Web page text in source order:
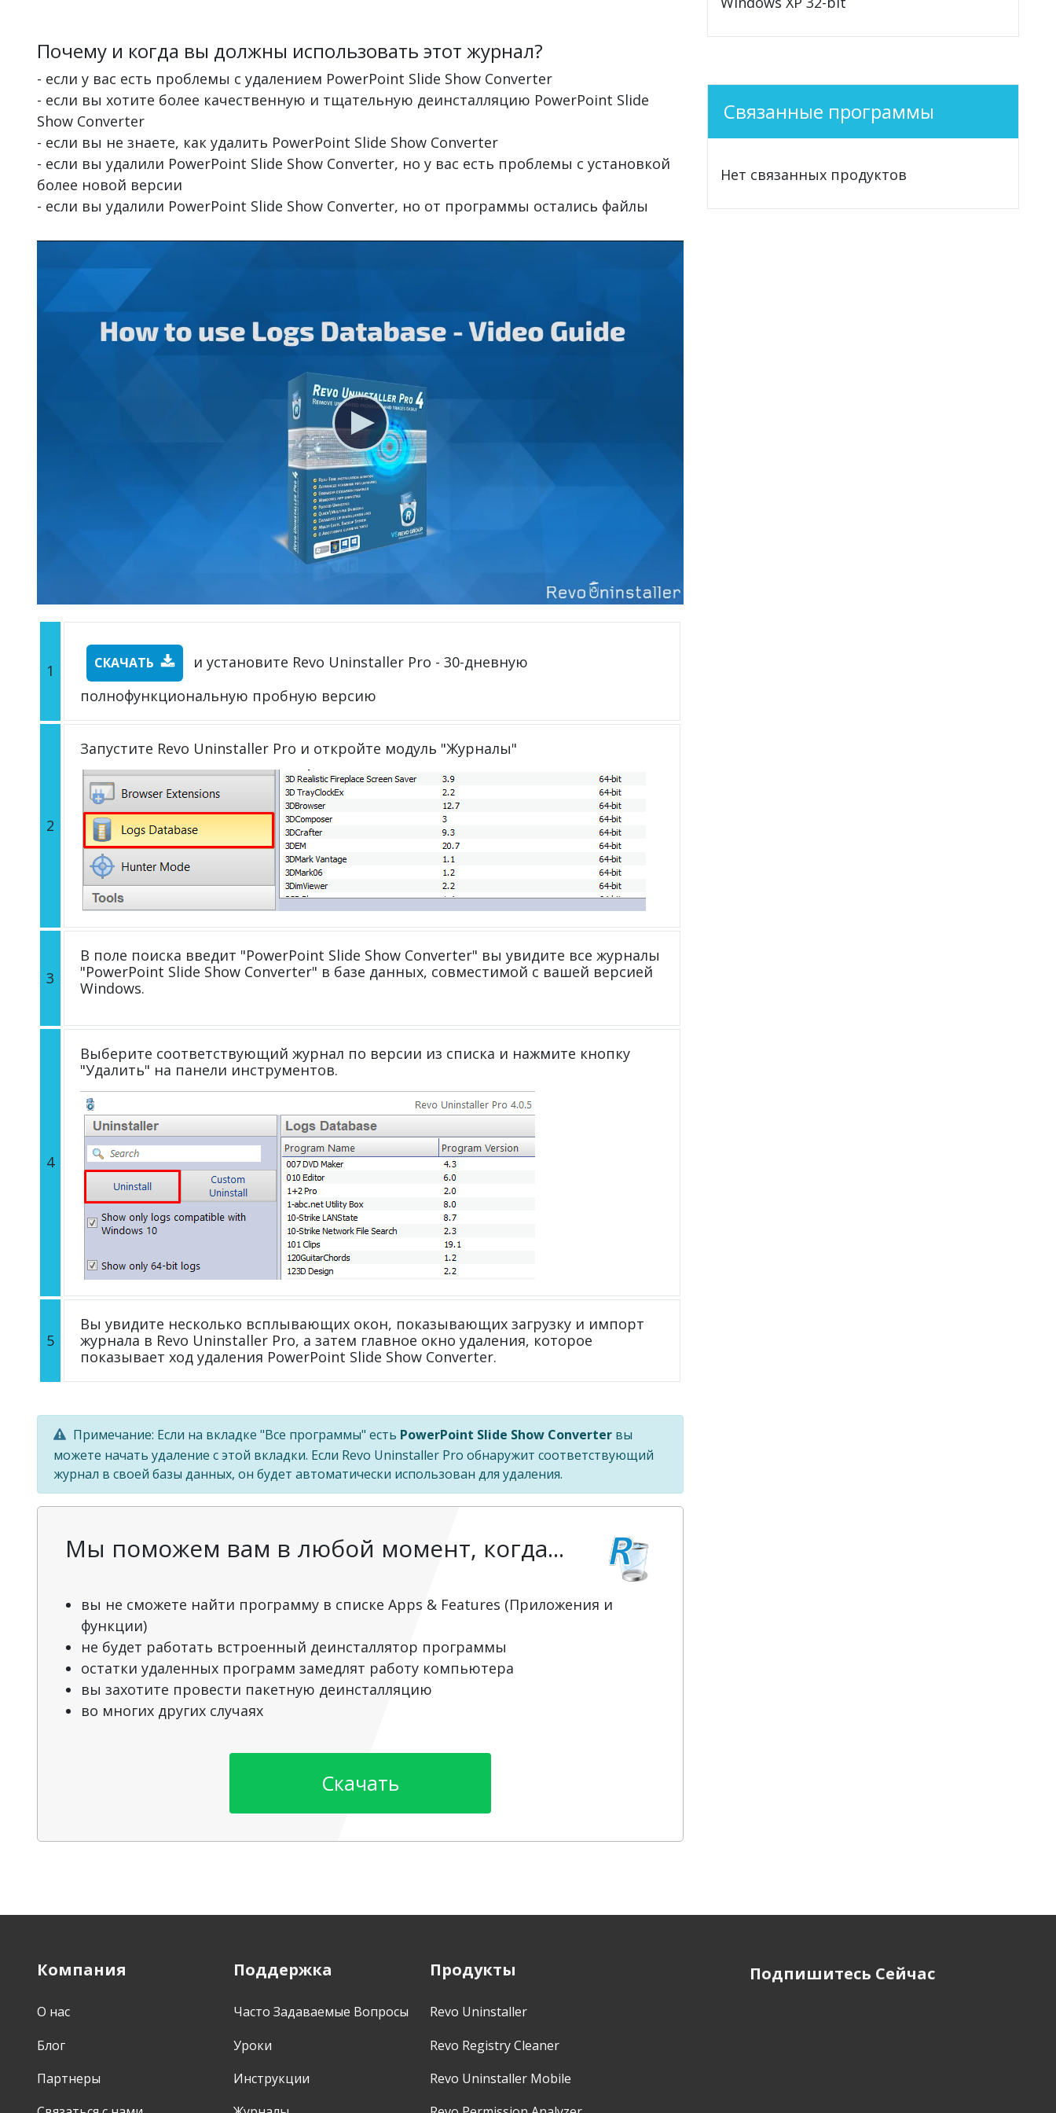
Почему и когда вы должны использовать этот журнал?
- если у вас есть проблемы с удалением PowerPoint Slide Show Converter
- если вы хотите более качественную и тщательную деинсталляцию PowerPoint Slide
Show Converter
- если вы не знаете, как удалить PowerPoint Slide Show Converter
- если вы удалили PowerPoint Slide Show Converter, но у вас есть проблемы с установкой
более новой версии
- если вы удалили PowerPoint Slide Show Converter, но от программы остались файлы
1 СКАЧАТЬ
и установите Revo Uninstaller Pro - 30-дневную
полнофункциональную пробную версию
2
Запустите Revo Uninstaller Pro и откройте модуль "Журналы"
3
В поле поиска введит "PowerPoint Slide Show Converter" вы увидите все журналы
"PowerPoint Slide Show Converter" в базе данных, совместимой с вашей версией
Windows.
4
Выберите соответствующий журнал по версии из списка и нажмите кнопку
"Удалить" на панели инструментов.
5
Вы увидите несколько всплывающих окон, показывающих загрузку и импорт
журнала в Revo Uninstaller Pro, а затем главное окно удаления, которое
показывает ход удаления PowerPoint Slide Show Converter.
Примечание: Если на вкладке "Все программы" есть PowerPoint Slide Show Converter вы
можете начать удаление с этой вкладки. Если Revo Uninstaller Pro обнаружит соответствующий
журнал в своей базы данных, он будет автоматически использован для удаления.
Мы поможем вам в любой момент, когда...
вы не сможете найти программу в списке Apps & Features (Приложения и
функции)
не будет работать встроенный деинсталлятор программы
остатки удаленных программ замедлят работу компьютера
вы захотите провести пакетную деинсталляцию
во многих других случаях
Скачать
Связанные программы
Нет связанных продуктов
Компания
О нас
Блог
Партнеры
Поддержка
Часто Задаваемые Вопросы
Уроки
Инструкции
Продукты
Revo Uninstaller
Revo Registry Cleaner
Revo Uninstaller Mobile
Подпишитесь Сейчас